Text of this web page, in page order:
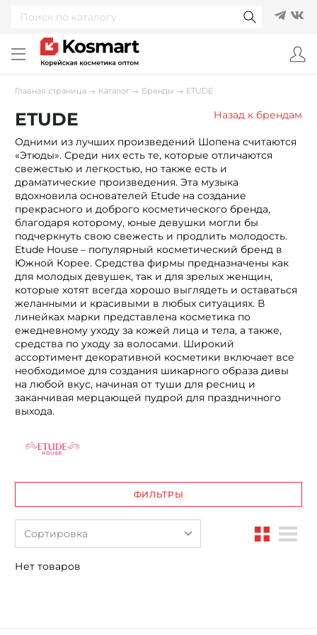
Главная страница Каталог Бренды ETUDE
ETUDE Назад к брендам
Одними из лучших произведений Шопена считаются
«Этюды». Среди них есть те, которые отличаются
свежестью и легкостью, но также есть и
драматические произведения. Эта музыка
вдохновила основателей Etude на создание
прекрасного и доброго косметического бренда,
благодаря которому, юные девушки могли бы
подчеркнуть свою свежесть и продлить молодость.
Etude House – популярный косметический бренд в
Южной Корее. Средства фирмы предназначены как
для молодых девушек, так и для зрелых женщин,
которые хотят всегда хорошо выглядеть и оставаться
желанными и красивыми в любых ситуациях. В
линейках марки представлена косметика по
ежедневному уходу за кожей лица и тела, а также,
средства по уходу за волосами. Широкий
ассортимент декоративной косметики включает все
необходимое для создания шикарного образа дивы
на любой вкус, начиная от туши для ресниц и
заканчивая мерцающей пудрой для праздничного
выхода.
ФИЛЬТРЫ
Сортировка
Нет товаров